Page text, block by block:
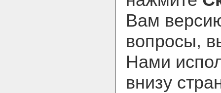
Вам
вопросы,
Нами
внизу